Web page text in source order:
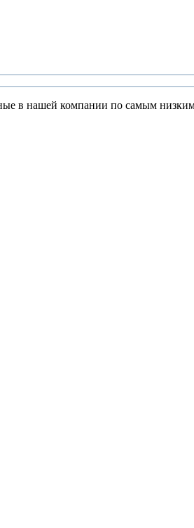
в нашей компании по самым